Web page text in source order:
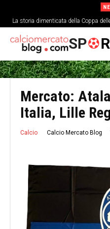
La storia dimenticata della Coppa
SP
Mercato:
Italia, Lille
Calcio Calcio Mercato Blog